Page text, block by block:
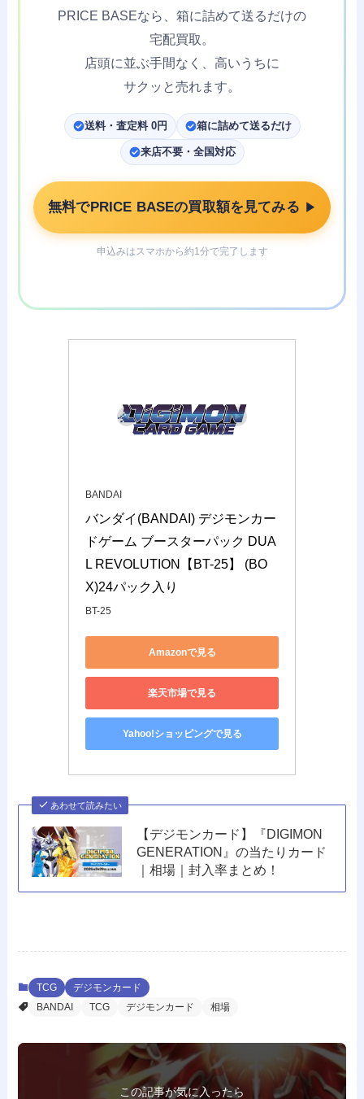
PRICE BASEなら、 箱に詰めて送るだけの
宅配買取。
店頭に並ぶ手間なく、 高いうちに
サクッと売れます。
送料・査定料 0円 箱に詰めて送るだけ
来店不要・全国対応
無料でPRICE BASEの買取額を見てみる ▶
申込みはスマホから約1分で完了します
BANDAI
バンダイ(BANDAI) デジモンカー
ドゲーム ブースターパック DUA
L REVOLUTION【BT-25】 (BO
X)24パック入り
BT-25
Amazonで見る
楽天市場で見る
Yahoo!ショッピングで見る
あわせて読みたい
【デジモンカード】『DIGIMON
GENERATION』の当たりカード
｜相場｜封入率まとめ！
TCG
デジモンカード
BANDAI
TCG デジモンカード 相場
この記事が気に入ったら